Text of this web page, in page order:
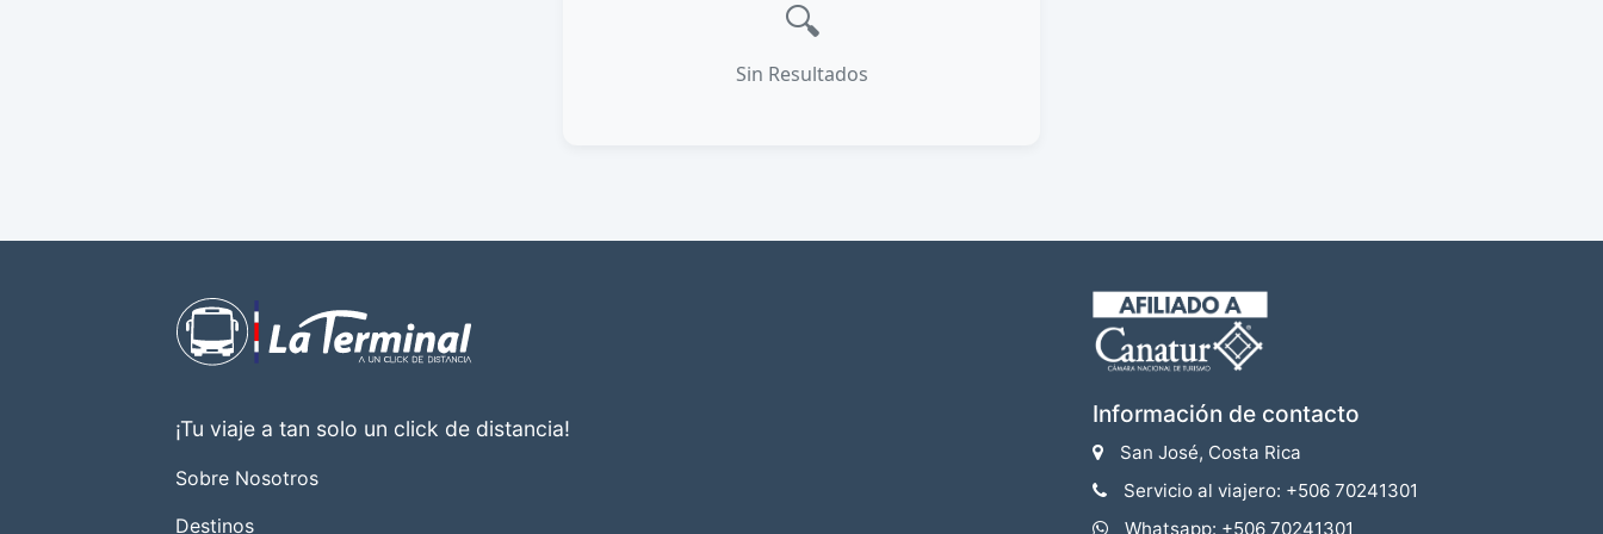
🔍
Sin Resultados
¡Tu viaje a tan solo un click de distancia!
Sobre Nosotros
Destinos
Información de contacto
San José, Costa Rica
Servicio al viajero: +506 70241301
Whatsapp: +506 70241301